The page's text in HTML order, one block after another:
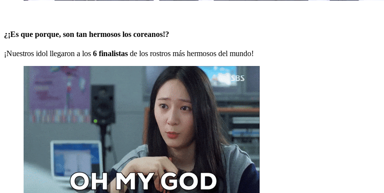
¿¡Es que porque, son tan hermosos los coreanos!?
¡Nuestros idol llegaron a los 6 finalistas de los rostros más hermosos del mundo!